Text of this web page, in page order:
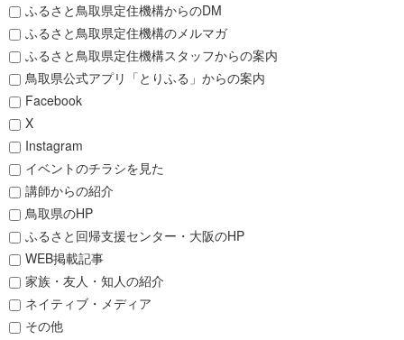
ふるさと鳥取県定住機構からのDM
ふるさと鳥取県定住機構のメルマガ
ふるさと鳥取県定住機構スタッフからの案内
鳥取県公式アプリ「とりふる」からの案内
Facebook
X
Instagram
イベントのチラシを見た
講師からの紹介
鳥取県のHP
ふるさと回帰支援センター・大阪のHP
WEB掲載記事
家族・友人・知人の紹介
ネイティブ・メディア
その他